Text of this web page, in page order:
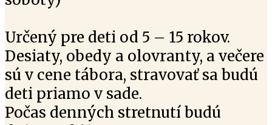
Určený pre deti od 5 – 15 rokov.
Desiaty, obedy a olovranty, a večere
sú v cene tábora, stravovať sa budú
deti priamo v sade.
Počas denných stretnutí budú